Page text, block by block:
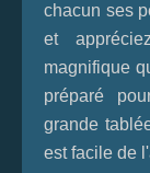
chacun ses
et
magnifique
préparé
grande
est facile de